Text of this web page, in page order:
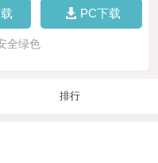
PC下载
全绿色
排行